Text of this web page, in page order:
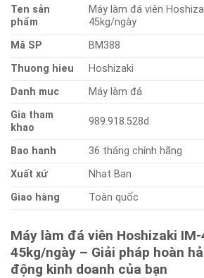
Ten sản
phẩm
Máy làm đá viên
45kg/ngày
Mã SP
BM388
Thuong hieu
Hoshizaki
Danh muc
Máy làm đá
Gia tham
khao
989.918.528d
Bao hanh
36 tháng chính hãng
Xuất xứ
Nhat Ban
Giao hàng
Toàn quốc
Máy làm đá viên Hoshizaki
45kg/ngày – Giải pháp hoàn
động kinh doanh của bạn